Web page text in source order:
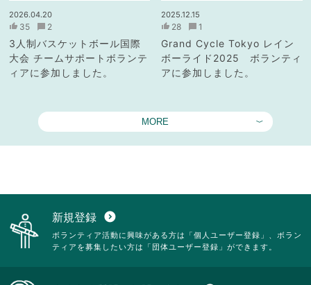
2026.04.20
35 2
3人制バスケットボール国際
大会 チームサポートボランテ
ィアに参加しました。
2025.12.15
28 1
Grand Cycle Tokyo レイン
ボーライド2025 ボランティ
アに参加しました。
MORE
新規登録 expand_circle_down
ボランティア活動に興味がある方は「個人ユーザー登録」、ボラン
ティアを募集したい方は「団体ユーザー登録」ができます。